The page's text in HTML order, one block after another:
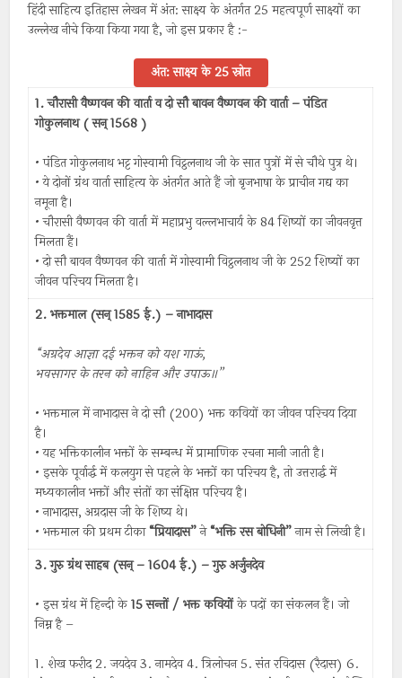
हिंदी साहित्य इतिहास लेखन में अंत: साक्ष्य के अंतर्गत 25 महत्वपूर्ण साक्ष्यों का
उल्लेख नीचे किया किया गया है, जो इस प्रकार है :-
अंत: साक्ष्य के 25 स्रोत
1. चौरासी वैष्णवन की वार्ता व दो सौ बावन वैष्णवन की वार्ता – पंडित
गोकुलनाथ ( सन् 1568 )
• पंडित गोकुलनाथ भट्ट गोस्वामी विट्ठलनाथ जी के सात पुत्रों में से चौथे पुत्र थे।
• ये दोनों ग्रंथ वार्ता साहित्य के अंतर्गत आते हैं जो बृजभाषा के प्राचीन गद्य का
नमूना है।
• चौरासी वैष्णवन की वार्ता में महाप्रभु वल्लभाचार्य के 84 शिष्यों का जीवनवृत्त
मिलता हैं।
• दो सौ बावन वैष्णवन की वार्ता में गोस्वामी विट्ठलनाथ जी के 252 शिष्यों का
जीवन परिचय मिलता है।
2. भक्तमाल (सन् 1585 ई.) – नाभादास
“अग्रदेव आज्ञा दई भक्तन को यश गाऊं,
भवसागर के तरन को नाहिन और उपाऊ॥”
• भक्तमाल में नाभादास ने दो सौ (200) भक्त कवियों का जीवन परिचय दिया
है।
• यह भक्तिकालीन भक्तों के सम्बन्ध में प्रामाणिक रचना मानी जाती है।
• इसके पूर्वार्द्ध में कलयुग से पहले के भक्तों का परिचय है, तो उत्तरार्द्ध में
मध्यकालीन भक्तों और संतों का संक्षिप्त परिचय है।
• नाभादास, अग्रदास जी के शिष्य थे।
• भक्तमाल की प्रथम टीका“प्रियादास”ने“भक्ति रस बोधिनी”नाम से लिखी है।
3. गुरु ग्रंथ साहब (सन् – 1604 ई.) – गुरु अर्जुनदेव
• इस ग्रंथ में हिन्दी के15 सन्तों / भक्त कवियोंके पदों का संकलन हैं। जो
निम्न है –
1. शेख फरीद 2. जयदेव 3. नामदेव 4. त्रिलोचन 5. संत रविदास (रैदास) 6.